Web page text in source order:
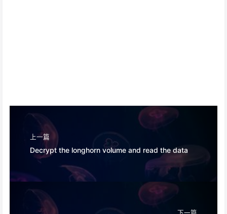
上一篇
Decrypt the longhorn volume and read the data
下一篇